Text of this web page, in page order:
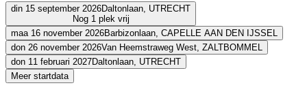
Je motiveert je medewerkers door actief luisteren en de juiste
Je weet in een lastig gesprek weer de verbinding te leggen
Je stimuleert eigenaarschap en eigen verantwoordelijkheid van
Je weet coachingsgesprekken te koppelen aan resultaten
din 15 september 2026Daltonlaan, UTRECHT
Nog 1 plek vrij
Adres
BCN Utrecht (Daltonlaan)Daltonlaan3584 BJ UTRECHT
Bekijk route
maa 16 november 2026Barbizonlaan, CAPELLE AAN DEN IJSSEL
Adres
BCN Rotterdam
don 26 november 2026Van Heemstraweg West, ZALTBOMMEL
Adres
don 11 februari 2027Daltonlaan, UTRECHT
Adres
Meer startdata